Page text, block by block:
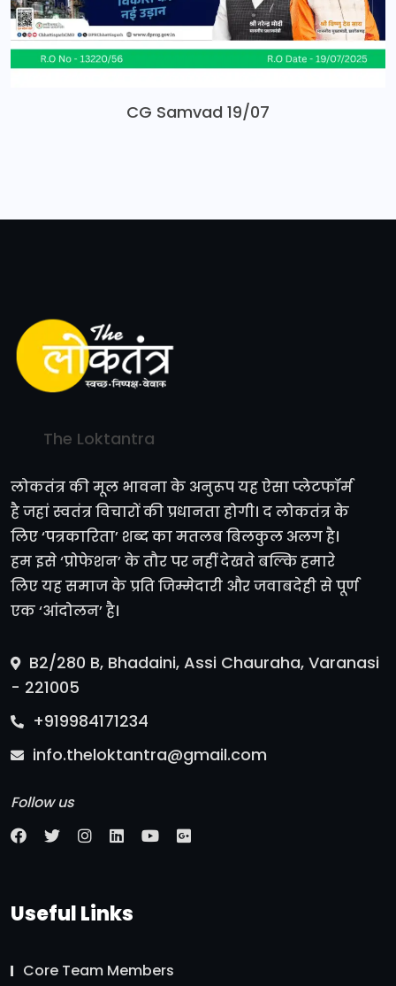
CG Samvad 19/07
The Loktantra
लोकतंत्र की मूल भावना के अनुरूप यह ऐसा प्लेटफॉर्म
है जहां स्वतंत्र विचारों की प्रधानता होगी। द लोकतंत्र के
लिए ‘पत्रकारिता’ शब्द का मतलब बिलकुल अलग है।
हम इसे ‘प्रोफेशन’ के तौर पर नहीं देखते बल्कि हमारे
लिए यह समाज के प्रति जिम्मेदारी और जवाबदेही से पूर्ण
एक ‘आंदोलन’ है।
B2/280 B, Bhadaini, Assi Chauraha, Varanasi
- 221005
+919984171234
info.theloktantra@gmail.com
Follow us
Useful Links
Core Team Members